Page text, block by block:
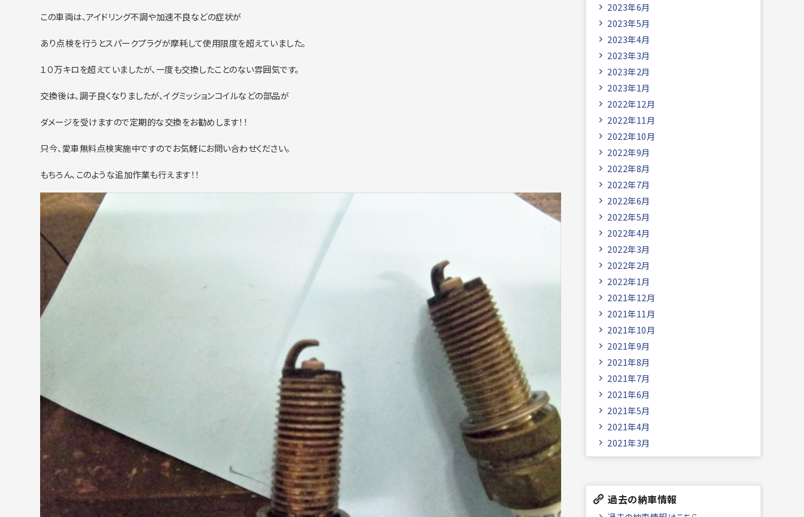
この車両は、アイドリング不調や加速不良などの症状が
あり点検を行うとスパークプラグが摩耗して使用限度を超えていました。
１０万キロを超えていましたが、一度も交換したことのない雰囲気です。
交換後は、調子良くなりましたが、イグミッションコイルなどの部品が
ダメージを受けますので定期的な交換をお勧めします！！
只今、愛車無料点検実施中ですのでお気軽にお問い合わせください。
もちろん、このような追加作業も行えます！！
2023年6月
2023年5月
2023年4月
2023年3月
2023年2月
2023年1月
2022年12月
2022年11月
2022年10月
2022年9月
2022年8月
2022年7月
2022年6月
2022年5月
2022年4月
2022年3月
2022年2月
2022年1月
2021年12月
2021年11月
2021年10月
2021年9月
2021年8月
2021年7月
2021年6月
2021年5月
2021年4月
2021年3月
過去の納車情報